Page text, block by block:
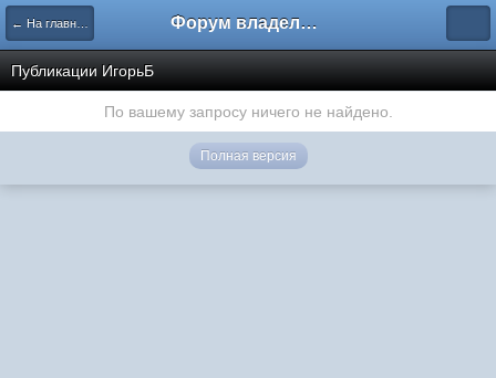
← На главную Форум владельцев интернет-магазинов
Публикации ИгорьБ
По вашему запросу ничего не найдено.
Полная версия